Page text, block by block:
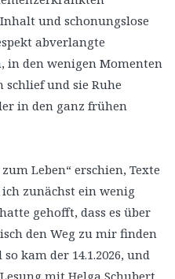
und schonungslose
abverlangte
den wenigen Momenten
und sie Ruhe
in den ganz frühen
Leben“ erschien, Texte
zunächst ein wenig
gehofft, dass es über
den Weg zu mir finden
kam der 14.1.2026, und
mit Helga Schubert